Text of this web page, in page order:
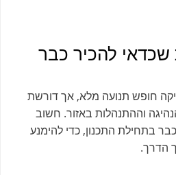
שכדאי להכיר כבר
חופש תנועה מלא, אך דורשת
וההתנהלות באזור. חשוב
בתחילת התכנון, כדי להימנע
הדרך.